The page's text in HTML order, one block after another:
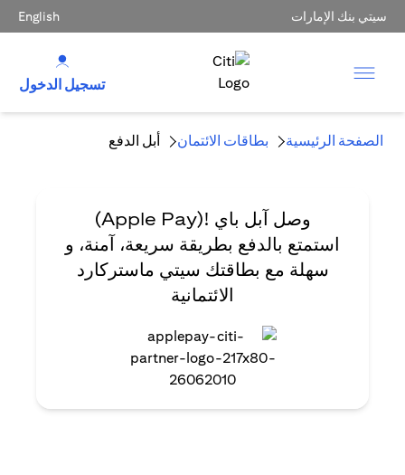
سيتي بنك الإمارات English
تسجيل الدخول
الصفحة الرئيسية بطاقات الائتمان أبل الدفع
وصل آبل باي !(Apple Pay)
استمتع بالدفع بطريقة سريعة، آمنة، و
سهلة مع بطاقتك سيتي ماستركارد
الائتمانية